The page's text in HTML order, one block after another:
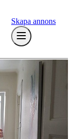
Skapa annons